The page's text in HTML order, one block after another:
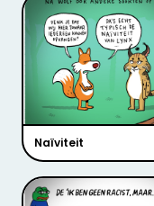
Naïviteit